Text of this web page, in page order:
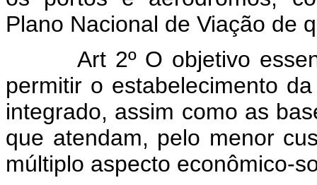
Plano Nacional de Viação de
Art 2º O objetivo
permitir o estabelecimento
integrado, assim como as
que atendam, pelo menor
múltiplo aspecto econômico-